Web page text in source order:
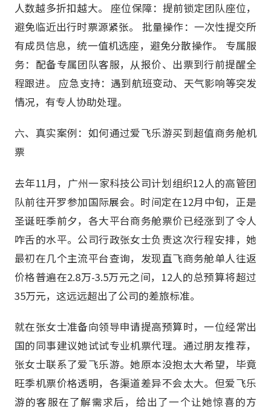
人数越多折扣越大。 座位保障：提前锁定团队座位，
避免临近出行时票源紧张。 批量操作：一次性提交所
有成员信息，统一值机选座，避免分散操作。 专属服
务：配备专属团队客服，从报价、出票到行前提醒全
程跟进。 应急支持：遇到航班变动、天气影响等突发
情况，有专人协助处理。
六、真实案例：如何通过爱飞乐游买到超值商务舱机
票
去年11月，广州一家科技公司计划组织12人的高管团
队前往开罗参加国际展会。时间定在12月中旬，正是
圣诞旺季前夕，各大平台商务舱票价已经涨到了令人
咋舌的水平。公司行政张女士负责这次行程安排，她
最初在几个主流平台查询，发现直飞商务舱单人往返
价格普遍在2.8万-3.5万元之间，12人的总预算将超过
35万元，这远远超出了公司的差旅标准。
就在张女士准备向领导申请提高预算时，一位经常出
国的同事建议她试试专业机票代理。通过朋友推荐，
张女士联系了爱飞乐游。她原本没抱太大希望，毕竟
旺季机票价格透明，各渠道差异不会太大。但爱飞乐
游的客服在了解需求后，给出了一个让她惊喜的方